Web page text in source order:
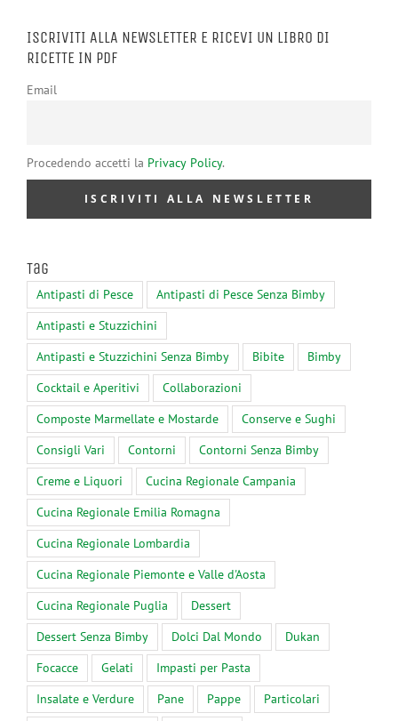
ISCRIVITI ALLA NEWSLETTER E RICEVI UN LIBRO DI
RICETTE IN PDF
Email
Procedendo accetti la Privacy Policy.
Tag
Antipasti di Pesce
Antipasti di Pesce Senza Bimby
Antipasti e Stuzzichini
Antipasti e Stuzzichini Senza Bimby
Bibite
Bimby
Cocktail e Aperitivi
Collaborazioni
Composte Marmellate e Mostarde
Conserve e Sughi
Consigli Vari
Contorni
Contorni Senza Bimby
Creme e Liquori
Cucina Regionale Campania
Cucina Regionale Emilia Romagna
Cucina Regionale Lombardia
Cucina Regionale Piemonte e Valle d'Aosta
Cucina Regionale Puglia
Dessert
Dessert Senza Bimby
Dolci Dal Mondo
Dukan
Focacce
Gelati
Impasti per Pasta
Insalate e Verdure
Pane Pappe
Particolari